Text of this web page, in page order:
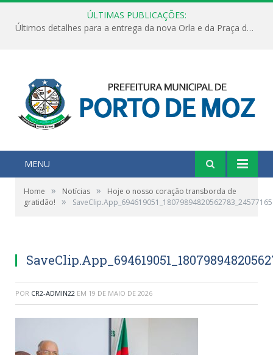
ÚLTIMAS PUBLICAÇÕES:
Últimos detalhes para a entrega da nova Orla e da Praça do Praião
MENU
Home » Notícias »
Hoje o nosso coração transborda de
gratidão!
»
POR CR2-ADMIN22 EM 19 DE MAIO DE 2026